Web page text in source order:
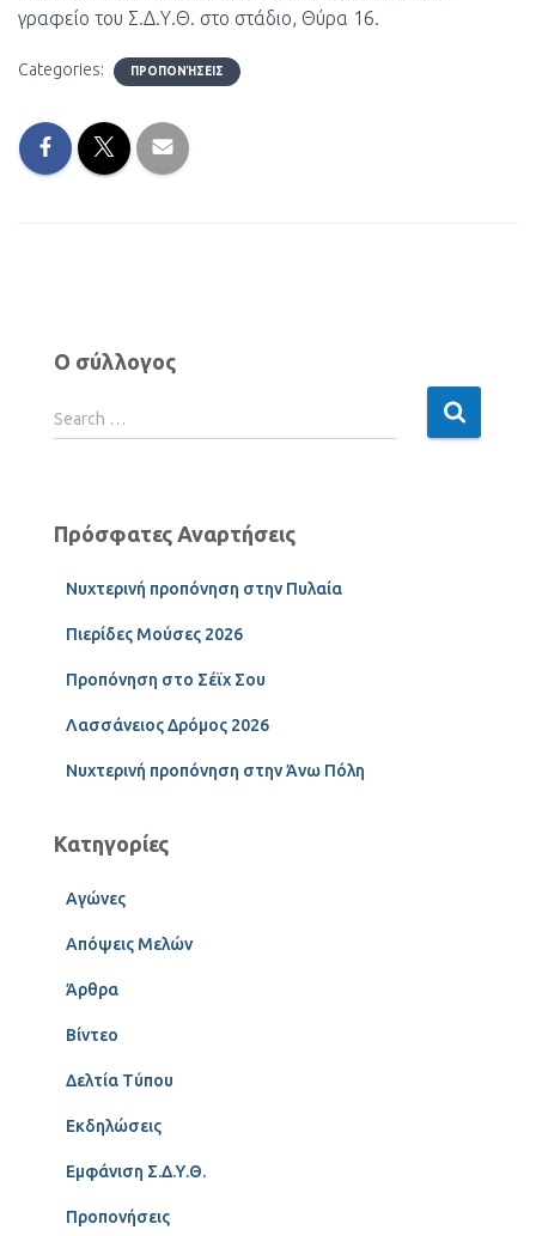
γραφείο του Σ.Δ.Υ.Θ. στο στάδιο, Θύρα 16.
Categories: ΠΡΟΠΟΝΉΣΕΙΣ
Ο σύλλογος
Search …
Πρόσφατες Αναρτήσεις
Νυχτερινή προπόνηση στην Πυλαία
Πιερίδες Μούσες 2026
Προπόνηση στο Σέϊχ Σου
Λασσάνειος Δρόμος 2026
Νυχτερινή προπόνηση στην Άνω Πόλη
Κατηγορίες
Αγώνες
Απόψεις Μελών
Άρθρα
Βίντεο
Δελτία Τύπου
Εκδηλώσεις
Εμφάνιση Σ.Δ.Υ.Θ.
Προπονήσεις